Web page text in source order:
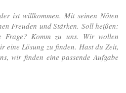
ist willkommen. Mit seinen Nöten
Freuden und Stärken. Soll heißen:
Frage? Komm zu uns. Wir wollen
eine Lösung zu finden. Hast du Zeit,
wir finden eine passende Aufgabe